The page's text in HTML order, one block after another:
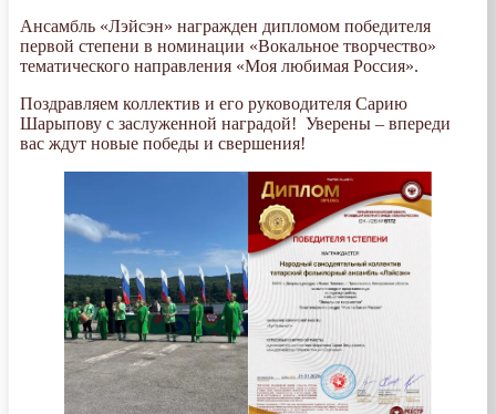
Ансамбль «Лэйсэн» награжден дипломом победителя
первой степени в номинации «Вокальное творчество»
тематического направления «Моя любимая Россия».
Поздравляем коллектив и его руководителя Сарию
Шарыпову с заслуженной наградой! Уверены – впереди
вас ждут новые победы и свершения!